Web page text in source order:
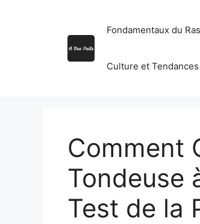
Fondamentaux du
Culture et Tendances
Comment
Tondeuse
Test de la